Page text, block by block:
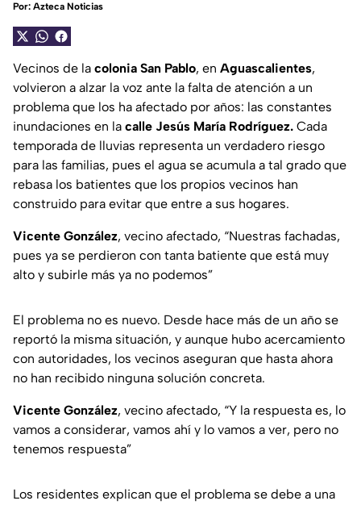
Por: Azteca Noticias
Vecinos de la colonia San Pablo, en Aguascalientes,
volvieron a alzar la voz ante la falta de atención a un
problema que los ha afectado por años: las constantes
inundaciones en la calle Jesús María Rodríguez. Cada
temporada de lluvias representa un verdadero riesgo
para las familias, pues el agua se acumula a tal grado que
rebasa los batientes que los propios vecinos han
construido para evitar que entre a sus hogares.
Vicente González, vecino afectado, “Nuestras fachadas,
pues ya se perdieron con tanta batiente que está muy
alto y subirle más ya no podemos”
El problema no es nuevo. Desde hace más de un año se
reportó la misma situación, y aunque hubo acercamiento
con autoridades, los vecinos aseguran que hasta ahora
no han recibido ninguna solución concreta.
Vicente González, vecino afectado, “Y la respuesta es, lo
vamos a considerar, vamos ahí y lo vamos a ver, pero no
tenemos respuesta”
Los residentes explican que el problema se debe a una